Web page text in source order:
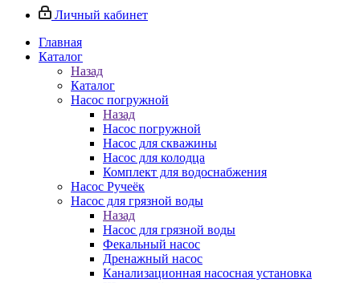
Личный кабинет
Главная
Каталог
Назад
Каталог
Насос погружной
Назад
Насос погружной
Насос для скважины
Насос для колодца
Комплект для водоснабжения
Насос Ручеёк
Насос для грязной воды
Назад
Насос для грязной воды
Фекальный насос
Дренажный насос
Канализационная насосная установка